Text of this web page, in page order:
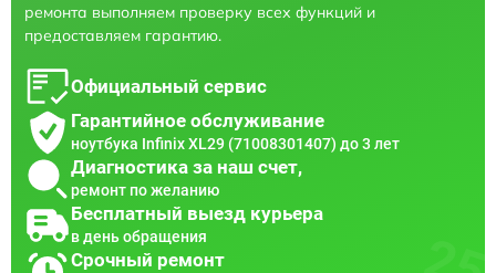
ремонта выполняем проверку всех функций и
предоставляем гарантию.
Официальный сервис
Гарантийное обслуживание
ноутбука Infinix XL29 (71008301407) до 3 лет
Диагностика за наш счет,
ремонт по желанию
Бесплатный выезд курьера
в день обращения
Срочный ремонт